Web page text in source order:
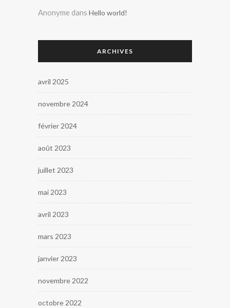
Anonyme dans Hello world!
ARCHIVES
avril 2025
novembre 2024
février 2024
août 2023
juillet 2023
mai 2023
avril 2023
mars 2023
janvier 2023
novembre 2022
octobre 2022